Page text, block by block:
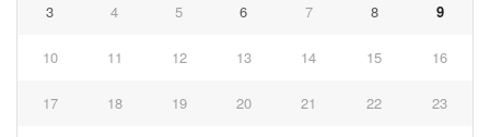
3 4 5 6 7 8 9
10 11 12 13 14 15 16
17 18 19 20 21 22 23